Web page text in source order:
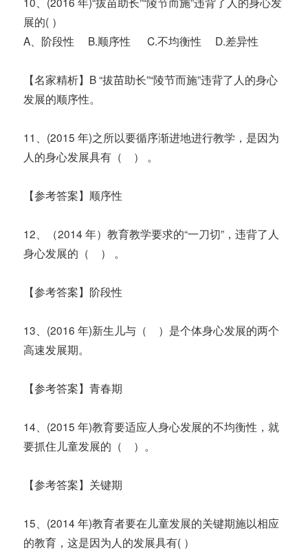
展的( ）
A、阶段性 B.顺序性 C.不均衡性 D.差异性
【名家精析】B “拔苗助长”“陵节而施”违背了人的身心
发展的顺序性。
11、(2015 年)之所以要循序渐进地进行教学，是因为
人的身心发展具有（ ） 。
【参考答案】顺序性
12、（2014 年）教育教学要求的“一刀切”，违背了人
身心发展的（ ） 。
【参考答案】阶段性
13、(2016 年)新生儿与（ ）是个体身心发展的两个
高速发展期。
【参考答案】青春期
14、(2015 年)教育要适应人身心发展的不均衡性，就
要抓住儿童发展的（ ）。
【参考答案】关键期
15、(2014 年)教育者要在儿童发展的关键期施以相应
的教育，这是因为人的发展具有( ）